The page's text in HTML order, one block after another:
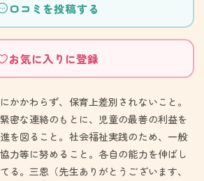
口コミを投稿する
お気に入りに登録
かかわらず、保育上差別されないこと。
密な連絡のもとに、児童の最善の利益を
を図ること。社会福祉実践のため、一般
力等に努めること。各自の能力を伸ばし
る。三恩（先生ありがとうございます、